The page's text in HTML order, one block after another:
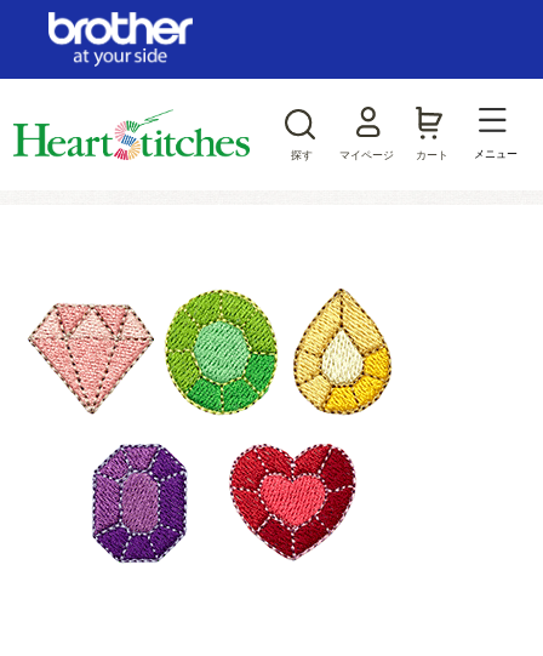
探す マイページ カート メニュー
ログイン/新規会員登録